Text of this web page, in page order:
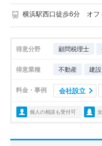
横浜駅西口徒歩6分 オ
得意分野 顧問税理士
得意業種 不動産 建
料金・事例 会社設立
個人の相談も受付可